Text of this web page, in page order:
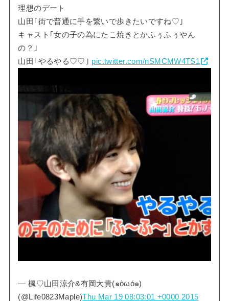
理想のデート
山田｢街で普通に手を繋いで歩きたいですね♡｣
キャスト｢女の子の為にたこ焼きとかふぅふぅやん
の？｣
山田｢やるやる♡♡｣ pic.twitter.com/nSMCMW4TS1
— 楓♡山田涼介&有岡大貴(๑òωó๑)
(@Life0823Maple)Thu Mar 19 08:03:01 +0000 2015